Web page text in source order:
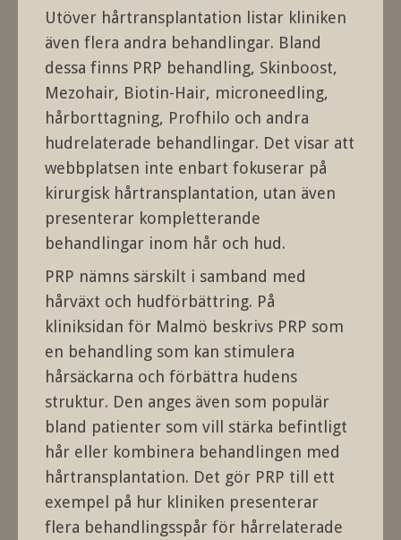
Utöver hårtransplantation listar kliniken
även flera andra behandlingar. Bland
dessa finns PRP behandling, Skinboost,
Mezohair, Biotin-Hair, microneedling,
hårborttagning, Profhilo och andra
hudrelaterade behandlingar. Det visar att
webbplatsen inte enbart fokuserar på
kirurgisk hårtransplantation, utan även
presenterar kompletterande
behandlingar inom hår och hud.
PRP nämns särskilt i samband med
hårväxt och hudförbättring. På
kliniksidan för Malmö beskrivs PRP som
en behandling som kan stimulera
hårsäckarna och förbättra hudens
struktur. Den anges även som populär
bland patienter som vill stärka befintligt
hår eller kombinera behandlingen med
hårtransplantation. Det gör PRP till ett
exempel på hur kliniken presenterar
flera behandlingsspår för hårrelaterade